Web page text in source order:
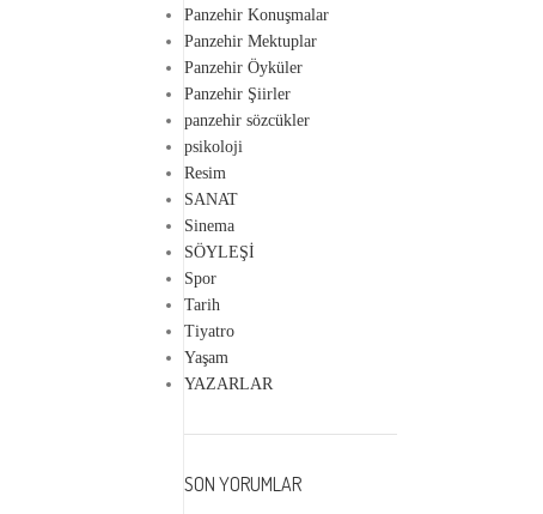
Panzehir Konuşmalar
Panzehir Mektuplar
Panzehir Öyküler
Panzehir Şiirler
panzehir sözcükler
psikoloji
Resim
SANAT
Sinema
SÖYLEŞİ
Spor
Tarih
Tiyatro
Yaşam
YAZARLAR
SON YORUMLAR